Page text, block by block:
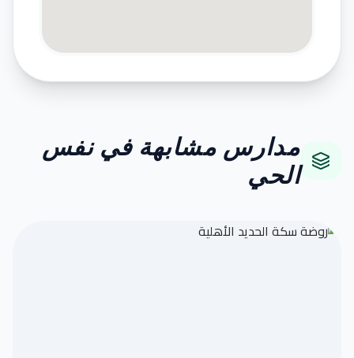
مدارس مشابهة في نفس
الحي